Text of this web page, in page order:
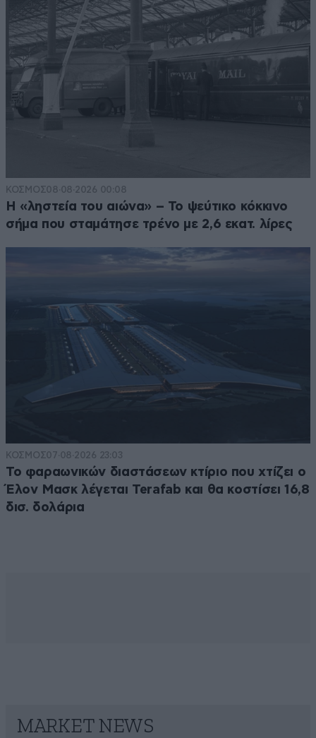
ΚΟΣΜΟΣ08·08·2026 00:08
Η «ληστεία του αιώνα» – Το ψεύτικο κόκκινο
σήμα που σταμάτησε τρένο με 2,6 εκατ. λίρες
ΚΟΣΜΟΣ07·08·2026 23:03
Το φαραωνικών διαστάσεων κτίριο που χτίζει ο
Έλον Μασκ λέγεται Terafab και θα κοστίσει 16,8
δισ. δολάρια
MARKET NEWS